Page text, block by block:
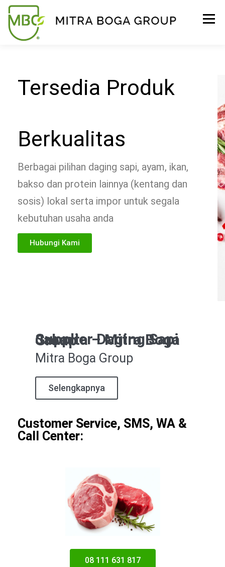
Menu
Tersedia Produk
Berkualitas
Berbagai pilihan daging sapi, ayam, ikan,
bakso dan protein lainnya (kentang dan
sosis) lokal serta impor untuk segala
kebutuhan usaha anda
Hubungi Kami
Supplier Daging Sapi Jakarta – Mitra Boga Group
Mitra Boga Group
Selengkapnya
Customer Service, SMS, WA &
Call Center:
08 111 631 817